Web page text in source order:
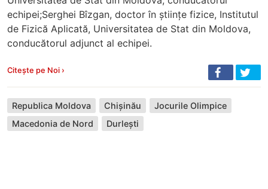
echipei;Serghei Bîzgan, doctor în științe fizice, Institutul
de Fizică Aplicată, Universitatea de Stat din Moldova,
conducătorul adjunct al echipei.
Citește pe Noi ›
Republica Moldova Chișinău
Jocurile Olimpice
Macedonia de Nord
Durlești